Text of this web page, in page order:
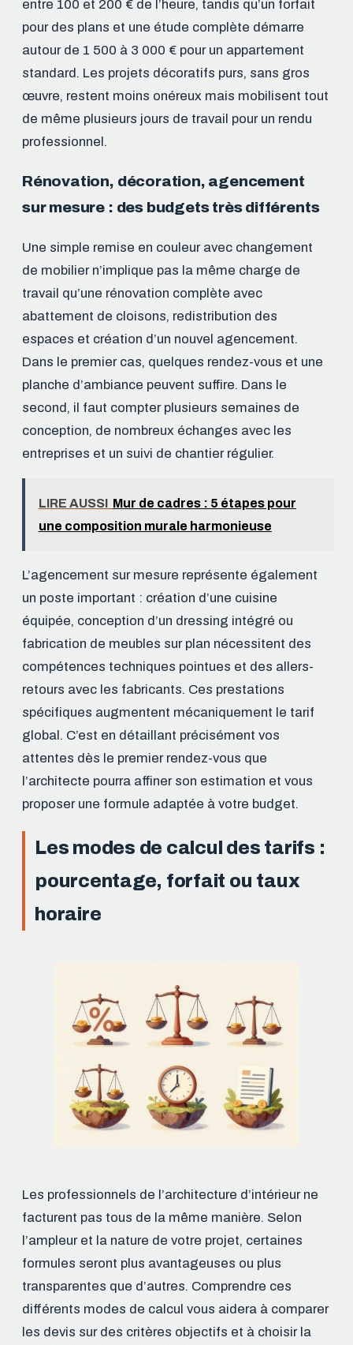
entre 100 et 200 € de l’heure, tandis qu’un forfait
pour des plans et une étude complète démarre
autour de 1 500 à 3 000 € pour un appartement
standard. Les projets décoratifs purs, sans gros
œuvre, restent moins onéreux mais mobilisent tout
de même plusieurs jours de travail pour un rendu
professionnel.
Rénovation, décoration, agencement
sur mesure : des budgets très différents
Une simple remise en couleur avec changement
de mobilier n’implique pas la même charge de
travail qu’une rénovation complète avec
abattement de cloisons, redistribution des
espaces et création d’un nouvel agencement.
Dans le premier cas, quelques rendez-vous et une
planche d’ambiance peuvent suffire. Dans le
second, il faut compter plusieurs semaines de
conception, de nombreux échanges avec les
entreprises et un suivi de chantier régulier.
LIRE AUSSI Mur de cadres : 5 étapes pour
une composition murale harmonieuse
L’agencement sur mesure représente également
un poste important : création d’une cuisine
équipée, conception d’un dressing intégré ou
fabrication de meubles sur plan nécessitent des
compétences techniques pointues et des allers-
retours avec les fabricants. Ces prestations
spécifiques augmentent mécaniquement le tarif
global. C’est en détaillant précisément vos
attentes dès le premier rendez-vous que
l’architecte pourra affiner son estimation et vous
proposer une formule adaptée à votre budget.
Les modes de calcul des tarifs :
pourcentage, forfait ou taux
horaire
Les professionnels de l’architecture d’intérieur ne
facturent pas tous de la même manière. Selon
l’ampleur et la nature de votre projet, certaines
formules seront plus avantageuses ou plus
transparentes que d’autres. Comprendre ces
différents modes de calcul vous aidera à comparer
les devis sur des critères objectifs et à choisir la